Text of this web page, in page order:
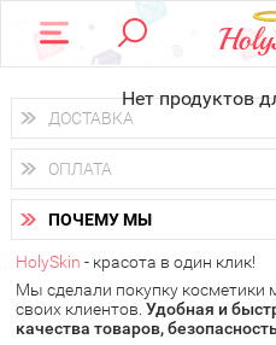
Нет продуктов
ДОСТАВКА
Доставка осуществляетсяпо
Вы можете выбрать доставку
получить заказ в пунктах
самовывоза.
В 20 городах России доставка
следующий день.
у Вас всегда есть
доставку от HolySkin.
подробнее об условиях
ОПЛАТА
Вы можете оплатить свой
наличными деньгами (
через интернет-банк (Альфа-
электронными способами.
ПОЧЕМУ МЫ
HolySkin - красота в один клик!
Мы сделали покупку косметики
своих клиентов. Удобная и
качества товаров,